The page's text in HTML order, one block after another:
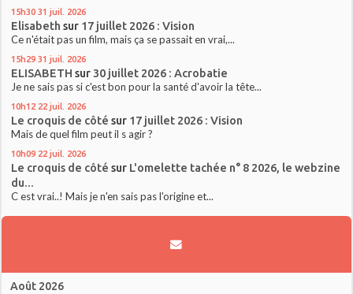
15h30 31 juil. 2026
Elisabeth sur 17 juillet 2026 : Vision
Ce n'était pas un film, mais ça se passait en vrai,...
15h29 31 juil. 2026
ELISABETH sur 30 juillet 2026 : Acrobatie
Je ne sais pas si c'est bon pour la santé d'avoir la tête...
10h12 22 juil. 2026
Le croquis de côté sur 17 juillet 2026 : Vision
Mais de quel film peut il s agir ?
10h09 22 juil. 2026
Le croquis de côté sur L'omelette tachée n° 8 2026, le webzine
du...
C est vrai..! Mais je n'en sais pas l'origine et...
Août 2026